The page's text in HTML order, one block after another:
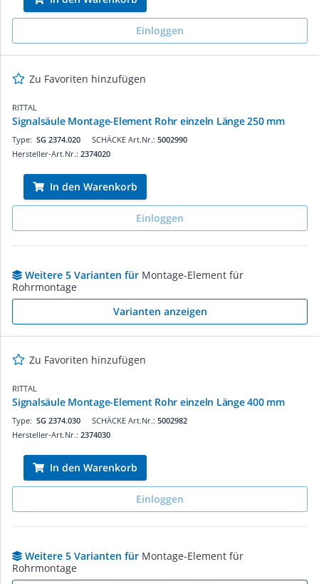
Einloggen
Zu Favoriten hinzufügen
RITTAL
Signalsäule Montage-Element Rohr einzeln Länge 250 mm
SCHÄCKE Art.Nr.: 5002990
Type: SG 2374.020
Hersteller-Art.Nr.: 2374020
In den Warenkorb
Einloggen
Weitere 5 Varianten für Montage-Element für
Rohrmontage
Varianten anzeigen
Zu Favoriten hinzufügen
RITTAL
Signalsäule Montage-Element Rohr einzeln Länge 400 mm
SCHÄCKE Art.Nr.: 5002982
Type: SG 2374.030
Hersteller-Art.Nr.: 2374030
In den Warenkorb
Einloggen
Weitere 5 Varianten für Montage-Element für
Rohrmontage